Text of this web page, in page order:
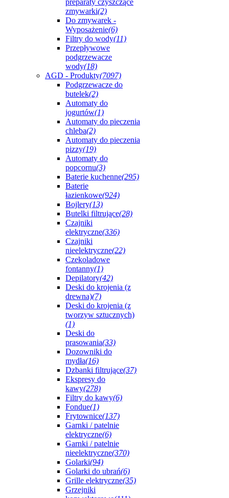
preparaty czyszczące
zmywarki(2)
Do zmywarek -
Wyposażenie(6)
Filtry do wody(11)
Przepływowe
podgrzewacze
wody(18)
AGD - Produkty(7097)
Podgrzewacze do
butelek(2)
Automaty do
jogurtów(1)
Automaty do pieczenia
chleba(2)
Automaty do pieczenia
pizzy(19)
Automaty do
popcornu(3)
Baterie kuchenne(295)
Baterie
łazienkowe(924)
Bojlery(13)
Butelki filtrujące(28)
Czajniki
elektryczne(336)
Czajniki
nieelektryczne(22)
Czekoladowe
fontanny(1)
Depilatory(42)
Deski do krojenia (z
drewna)(7)
Deski do krojenia (z
tworzyw sztucznych)
(1)
Deski do
prasowania(33)
Dozowniki do
mydła(16)
Dzbanki filtrujące(37)
Ekspresy do
kawy(278)
Filtry do kawy(6)
Fondue(1)
Frytownice(137)
Garnki / patelnie
elektryczne(6)
Garnki / patelnie
nieelektryczne(370)
Golarki(94)
Golarki do ubrań(6)
Grille elektryczne(35)
Grzejniki